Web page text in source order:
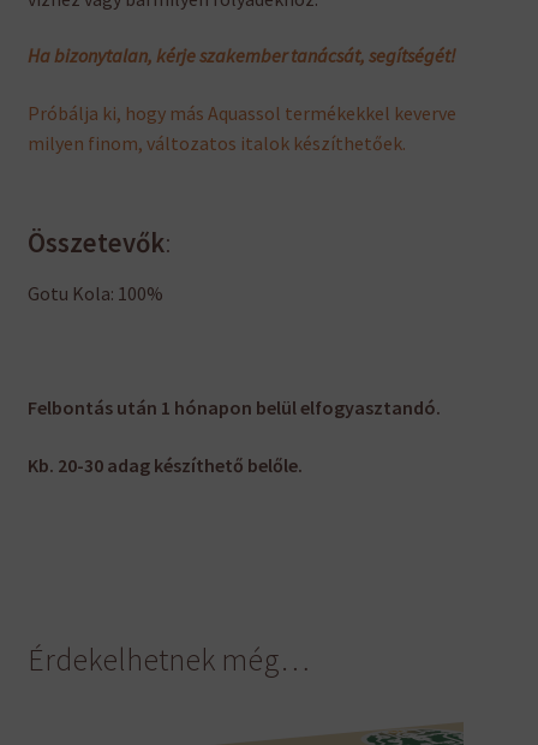
Ha bizonytalan, kérje szakember tanácsát, segítségét!
Próbálja ki, hogy más Aquassol termékekkel keverve
milyen finom, változatos italok készíthetőek.
Összetevők:
Gotu Kola: 100%
Felbontás után 1 hónapon belül elfogyasztandó.
Kb. 20-30 adag készíthető belőle.
Érdekelhetnek még…